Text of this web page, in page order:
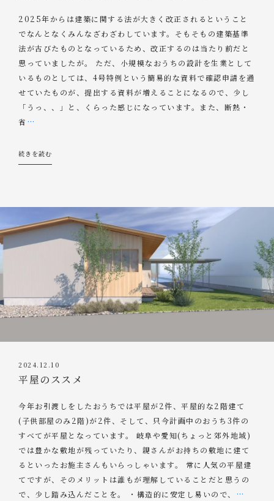
2025年からは建築に関する法が大きく改正されるということ
でなんとなくみんなざわざわしています。そもそもの建築基準
法が古びたものとなっているため、改正するのは当たり前だと
思っていましたが。 ただ、小規模なおうちの設計を生業として
いるものとしては、4号特例という簡易的な資料で確認申請を通
せていたものが、提出する資料が増えることになるので、少し
「うっ、、」と、くらった感じになっています。また、断熱・
省 …
続きを読む
2024.12.10
平屋のススメ
今年お引渡しをしたおうちでは平屋が2件、平屋的な2階建て
(子供部屋のみ2階)が2件、そして、只今計画中のおうち3件の
すべてが平屋となっています。 岐阜や愛知(ちょっと郊外地域)
では豊かな敷地が残っていたり、親さんがお持ちの敷地に建て
るといったお施主さんもいらっしゃいます。 常に人気の平屋建
てですが、そのメリットは誰もが理解していることだと思うの
で、少し踏み込んだことを。 ・構造的に安定し易いので、 …